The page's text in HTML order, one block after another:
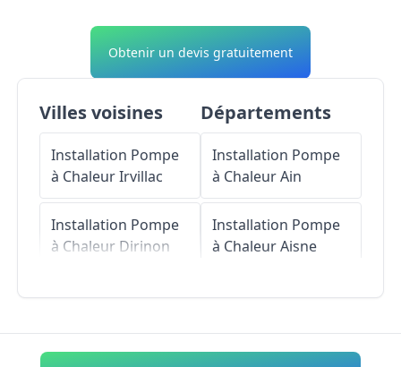
Obtenir un devis gratuitement
Villes voisines
Installation Pompe
à ChaleurIrvillac
Installation Pompe
à Chaleur Dirinon
Installation Pompe
Urbain
Départements
Installation Pompe
à ChaleurAin
Installation Pompe
à ChaleurAisne
Installation Pompe